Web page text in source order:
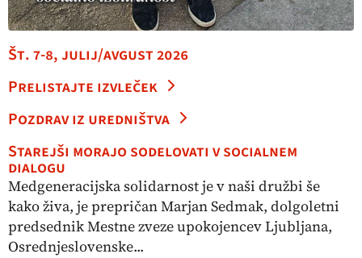
Št. 7-8, julij/avgust 2026
Prelistajte izvleček
Pozdrav iz uredništva
Starejši morajo sodelovati v socialnem
dialogu
Medgeneracijska solidarnost je v naši družbi še
kako živa, je prepričan Marjan Sedmak, dolgoletni
predsednik Mestne zveze upokojencev Ljubljana,
Osrednjeslovenske...